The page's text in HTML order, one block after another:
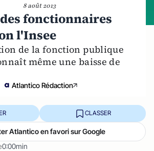
8 août 2013
fonctionnaires
l'Insee
de la fonction publique
même une baisse de
Atlantico Rédaction
0:00min
CLASSER
Atlantico en favori sur Google